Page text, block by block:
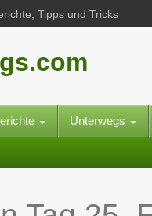
Tipps und Tricks
Unterwegs